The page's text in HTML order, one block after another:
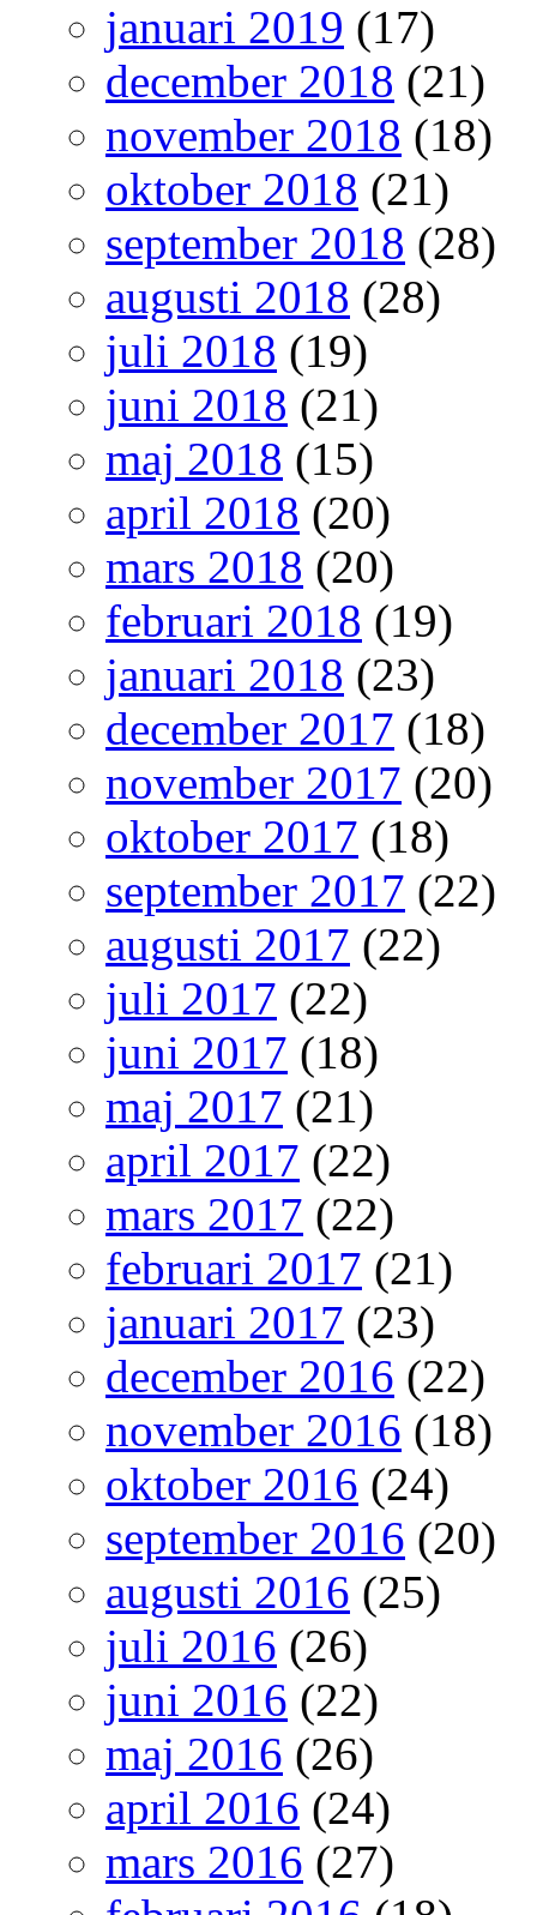
januari 2019 (17)
december 2018 (21)
november 2018 (18)
oktober 2018 (21)
september 2018 (28)
augusti 2018 (28)
juli 2018 (19)
juni 2018 (21)
maj 2018 (15)
april 2018 (20)
mars 2018 (20)
februari 2018 (19)
januari 2018 (23)
december 2017 (18)
november 2017 (20)
oktober 2017 (18)
september 2017 (22)
augusti 2017 (22)
juli 2017 (22)
juni 2017 (18)
maj 2017 (21)
april 2017 (22)
mars 2017 (22)
februari 2017 (21)
januari 2017 (23)
december 2016 (22)
november 2016 (18)
oktober 2016 (24)
september 2016 (20)
augusti 2016 (25)
juli 2016 (26)
juni 2016 (22)
maj 2016 (26)
april 2016 (24)
mars 2016 (27)